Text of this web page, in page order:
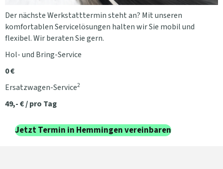
Der nächste Werkstatttermin steht an? Mit unseren
komfortablen Servicelösungen halten wir Sie mobil und
flexibel. Wir beraten Sie gern.
Hol- und Bring-Service
0 €
Ersatzwagen-Service2
49,- € / pro Tag
Jetzt Termin in Hemmingen vereinbaren